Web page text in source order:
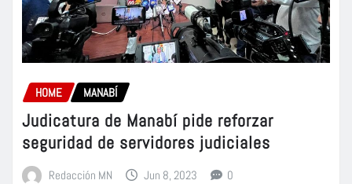
HOME MANABÍ
Judicatura de Manabí pide reforzar
seguridad de servidores judiciales
Redacción MN Jun 8, 2023 0